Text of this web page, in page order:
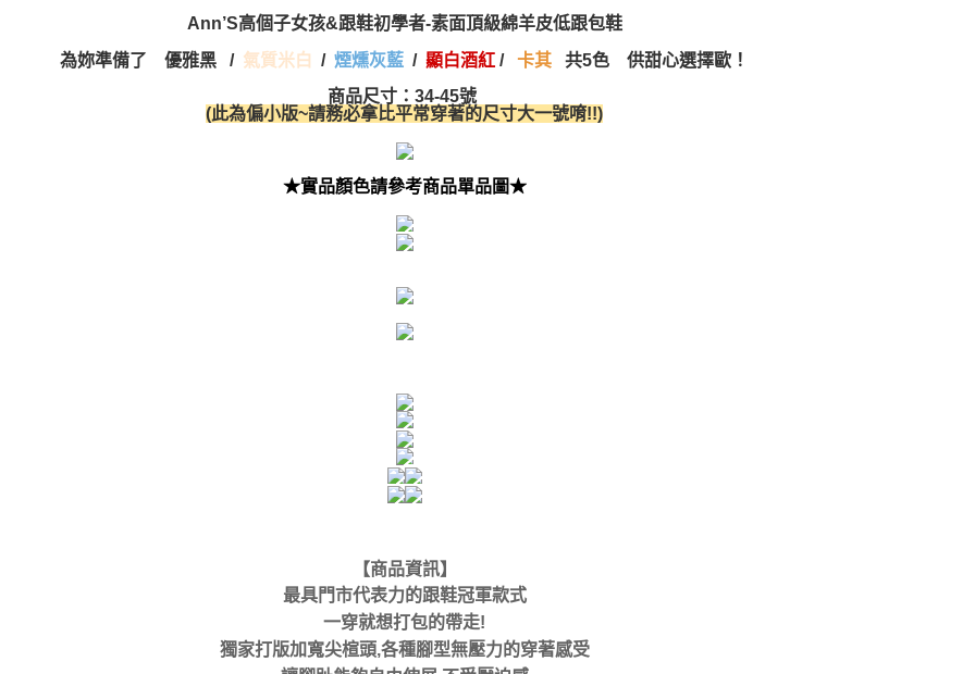
Ann’S高個子女孩&跟鞋初學者-素面頂級綿羊皮低跟包鞋
為妳準備了 優雅黑
/ 氣質米白 / 煙燻灰藍 / 顯白酒紅 / 卡其
共5色 供甜心選擇歐！
商品尺寸：34-45號
(此為偏小版~請務必拿比平常穿著的尺寸大一號唷!!)
★實品顏色請參考商品單品圖★
【商品資訊】
最具門市代表力的跟鞋冠軍款式
一穿就想打包的帶走!
獨家打版加寬尖楦頭,各種腳型無壓力的穿著感受